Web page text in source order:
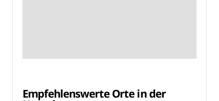
Empfehlenswerte Orte in der